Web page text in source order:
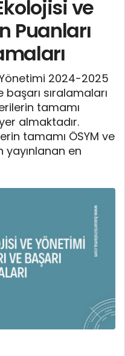
ve
Puanları
2024-2025
sıralamaları
tamamı
almaktadır.
tamamı ÖSYM ve
yayınlanan en